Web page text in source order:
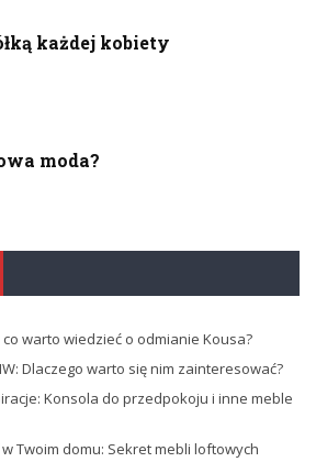
każdej kobiety
moda?
warto wiedzieć o odmianie Kousa?
Dlaczego warto się nim zainteresować?
Konsola do przedpokoju i inne meble
Twoim domu: Sekret mebli loftowych